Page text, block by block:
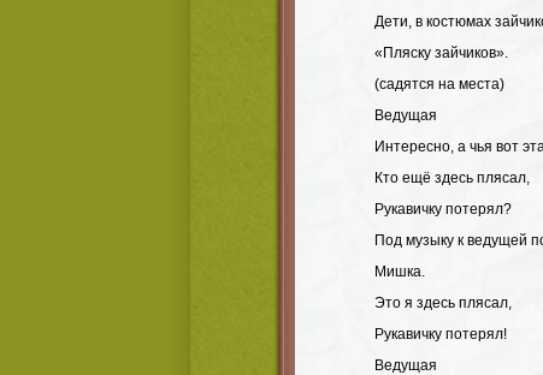
Дети, в костюмах
«Пляску зайчиков».
(садятся на места)
Ведущая
Интересно, а чья вот
Кто ещё здесь плясал,
Рукавичку потерял?
Под музыку к ведущей
Мишка.
Это я здесь плясал,
Рукавичку потерял!
Ведущая